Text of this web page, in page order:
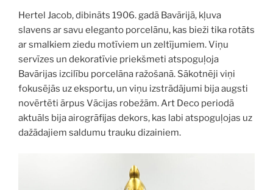
Hertel Jacob, dibināts 1906. gadā Bavārijā, kļuva
slavens ar savu eleganto porcelānu, kas bieži tika rotāts
ar smalkiem ziedu motīviem un zeltījumiem. Viņu
servīzes un dekoratīvie priekšmeti atspoguļoja
Bavārijas izcilību porcelāna ražošanā. Sākotnēji viņi
fokusējās uz eksportu, un viņu izstrādājumi bija augsti
novērtēti ārpus Vācijas robežām. Art Deco periodā
aktuāls bija airogrāfijas dekors, kas labi atspoguļojas uz
dažādajiem saldumu trauku dizainiem.